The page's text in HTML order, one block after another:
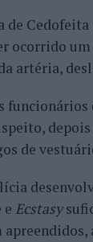
ocorrido
artéria,
de
e Ecstasy